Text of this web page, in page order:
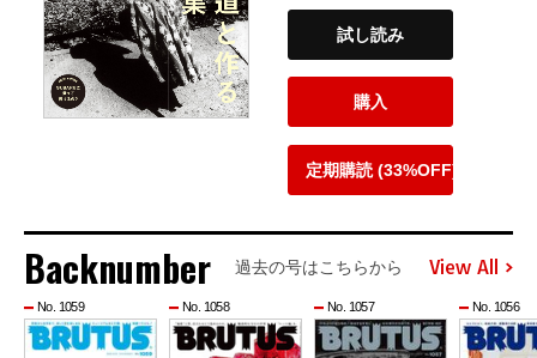
試し読み
購入
定期購読 (33%OFF)
Backnumber 過去の号はこちらから View All
No. 1059 No. 1058 No. 1057 No. 1056